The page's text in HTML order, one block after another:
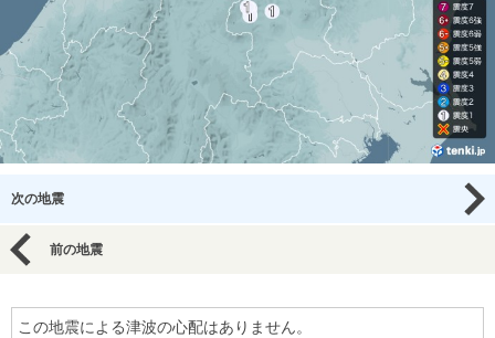
次の地震
前の地震
この地震による津波の心配はありません。